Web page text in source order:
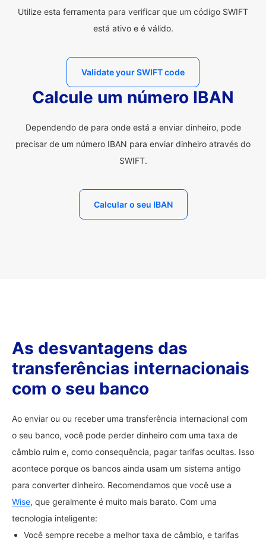
Utilize esta ferramenta para verificar que um código SWIFT
está ativo e é válido.
Validate your SWIFT code
Calcule um número IBAN
Dependendo de para onde está a enviar dinheiro, pode
precisar de um número IBAN para enviar dinheiro através do
SWIFT.
Calcular o seu IBAN
As desvantagens das
transferências internacionais
com o seu banco
Ao enviar ou ou receber uma transferência internacional com
o seu banco, você pode perder dinheiro com uma taxa de
câmbio ruim e, como consequência, pagar tarifas ocultas. Isso
acontece porque os bancos ainda usam um sistema antigo
para converter dinheiro. Recomendamos que você use a
Wise, que geralmente é muito mais barato. Com uma
tecnologia inteligente:
Você sempre recebe a melhor taxa de câmbio, e tarifas